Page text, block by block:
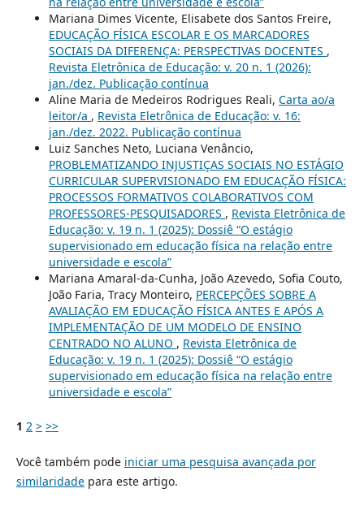
Mariana Dimes Vicente, Elisabete dos Santos Freire,
EDUCAÇÃO FÍSICA ESCOLAR E OS MARCADORES
SOCIAIS DA DIFERENÇA: PERSPECTIVAS DOCENTES ,
Revista Eletrônica de Educação: v. 20 n. 1 (2026):
jan./dez. Publicação contínua
Aline Maria de Medeiros Rodrigues Reali, Carta ao/a
leitor/a , Revista Eletrônica de Educação: v. 16:
jan./dez. 2022. Publicação contínua
Luiz Sanches Neto, Luciana Venâncio,
PROBLEMATIZANDO INJUSTIÇAS SOCIAIS NO ESTÁGIO
CURRICULAR SUPERVISIONADO EM EDUCAÇÃO FÍSICA:
PROCESSOS FORMATIVOS COLABORATIVOS COM
PROFESSORES-PESQUISADORES , Revista Eletrônica de
Educação: v. 19 n. 1 (2025): Dossiê “O estágio
supervisionado em educação física na relação entre
universidade e escola”
Mariana Amaral-da-Cunha, João Azevedo, Sofia Couto,
João Faria, Tracy Monteiro, PERCEPÇÕES SOBRE A
AVALIAÇÃO EM EDUCAÇÃO FÍSICA ANTES E APÓS A
IMPLEMENTAÇÃO DE UM MODELO DE ENSINO
CENTRADO NO ALUNO , Revista Eletrônica de
Educação: v. 19 n. 1 (2025): Dossiê “O estágio
supervisionado em educação física na relação entre
universidade e escola”
1 2 > >>
Você também pode iniciar uma pesquisa avançada por
similaridadepara este artigo.